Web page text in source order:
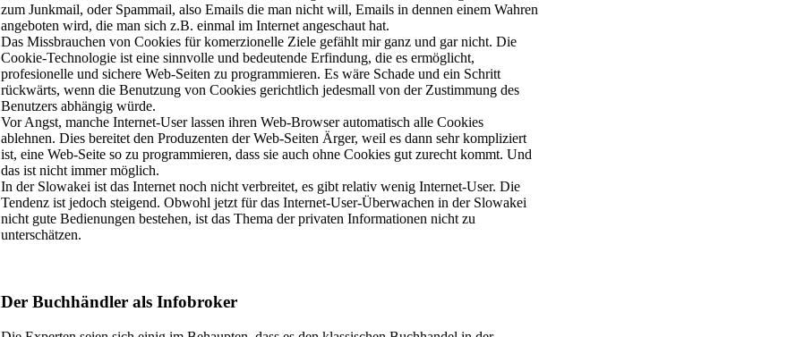
zum Junkmail, oder Spammail, also Emails die man nicht will, Emails in dennen einem Wahren
angeboten wird, die man sich z.B. einmal im Internet angeschaut hat.
Das Missbrauchen von Cookies für komerzionelle Ziele gefählt mir ganz und gar nicht. Die
Cookie-Technologie ist eine sinnvolle und bedeutende Erfindung, die es ermöglicht,
profesionelle und sichere Web-Seiten zu programmieren. Es wäre Schade und ein Schritt
rückwärts, wenn die Benutzung von Cookies gerichtlich jedesmall von der Zustimmung des
Benutzers abhängig würde.
Vor Angst, manche Internet-User lassen ihren Web-Browser automatisch alle Cookies
ablehnen. Dies bereitet den Produzenten der Web-Seiten Ärger, weil es dann sehr kompliziert
ist, eine Web-Seite so zu programmieren, dass sie auch ohne Cookies gut zurecht kommt. Und
das ist nicht immer möglich.
In der Slowakei ist das Internet noch nicht verbreitet, es gibt relativ wenig Internet-User. Die
Tendenz ist jedoch steigend. Obwohl jetzt für das Internet-User-Überwachen in der Slowakei
nicht gute Bedienungen bestehen, ist das Thema der privaten Informationen nicht zu
unterschätzen.
Der Buchhändler als Infobroker